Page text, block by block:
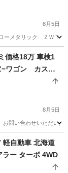
8月5日
ーメタリック ＺＷＴ
価格18万 車検1
ワゴン カスタ
8月5日
問い合わせいただい
ン軽自動車 北海道
ー ターボ 4WD